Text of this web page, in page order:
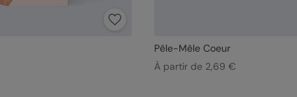
Pêle-Mêle Coeur
À partir de 2,69 €